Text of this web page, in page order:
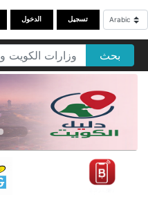
الدخول تسجيل
بحث